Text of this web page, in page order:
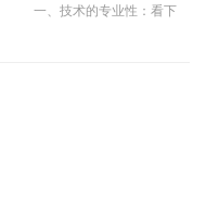
一、技术的专业性：看下